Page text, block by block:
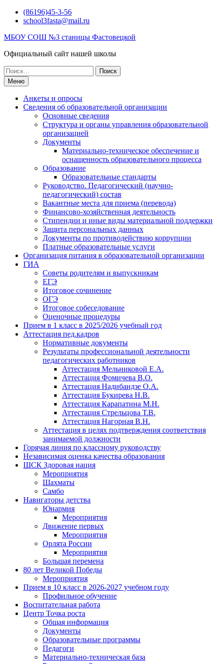
Перейти(86196)45-3-56
school3fasta@mail.ru
МБОУ СОШ №3 станицы Фастовецкой
Официальный сайт нашей школы
Поиск
по:Меню
Анкеты и опросы
Сведения об образовательной организации
Основные сведения
Структура и органы управления образовательной
организацией
Документы
Материально-техническое обеспечение и
оснащенность образовательного процесса
Образование
Образовательные стандарты
Руководство. Педагогический (научно-
педагогический) состав
Вакантные места для приема (перевода)
Финансово-хозяйственная деятельность
Стипендии и иные виды материальной поддержки
Защита персональных данных
Документы по противодействию коррупции
Платные образовательные услуги
Организация питания в образовательной организации
ГИА
Советы родителям и выпускникам
ЕГЭ
Итоговое сочинение
ОГЭ
Итоговое собеседование
Оценочные процедуры
Прием в 1 класс в 2025/2026 учебный год
Аттестация пед.кадров
Нормативные документы
Результаты профессиональной деятельности
педагогических работников
Аттестация Мельниковой Е.А.
Аттестация Фомичева В.О.
Аттестация Надибаидзе О.А.
Аттестация Букирева Н.В.
Аттестация Карапатина М.Н.
Аттестация Стрельцова Т.В.
Аттестация Нагорная В.Н.
Аттестация в целях подтверждения соответствия
занимаемой должности
Горячая линия по классному руководству
Независимая оценка качества образования
ШСК Здоровая нация
Мероприятия
Шахматы
Самбо
Навигаторы детства
Юнармия
Мероприятия
Движение первых
Мероприятия
Орлята России
Мероприятия
Большая перемена
80 лет Великой Победы
Мероприятия
Прием в 10 класс в 2026-2027 учебном году
Профильное обучение
Воспитательная работа
Центр Точка роста
Общая информация
Документы
Образовательные программы
Педагоги
Материально-техническая база